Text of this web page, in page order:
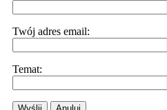
Twój adres email:
Temat: